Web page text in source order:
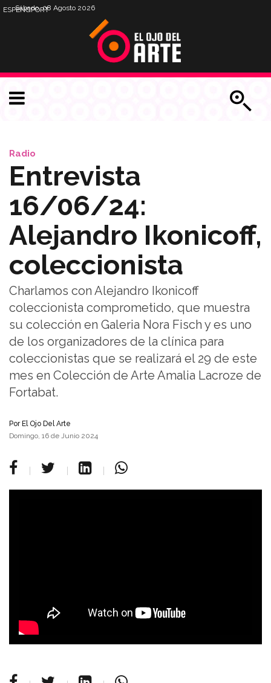
Sábado, 08 Agosto 2026
ESPENGPORT
Radio
Entrevista
16/06/24:
Alejandro Ikonicoff,
coleccionista
Charlamos con Alejandro Ikonicoff
coleccionista comprometido, que muestra
su colección en Galeria Nora Fisch y es uno
de los organizadores de la clínica para
coleccionistas que se realizará el 29 de este
mes en Colección de Arte Amalia Lacroze de
Fortabat.
Por El Ojo Del Arte
Domingo, 16 de Junio 2024